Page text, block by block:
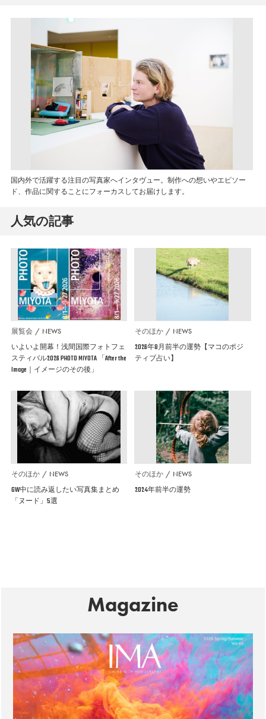
国内外で活躍する注目の写真家へインタヴュー。制作への想いやエピソー
ド、作品に関することにフォーカスしてお届けします。
人気の記事
展覧会 NEWS
いよいよ開幕！浅間国際フォトフェ
スティバル2026 PHOTO MIYOTA 「After the
Image｜イメージのその後」
そのほか NEWS
2026年8月前半の運勢【マコのポジ
ティブ占い】
そのほか NEWS
GW中に読み返したい写真集まとめ
「ヌード」5選
そのほか NEWS
2024年前半の運勢
Magazine